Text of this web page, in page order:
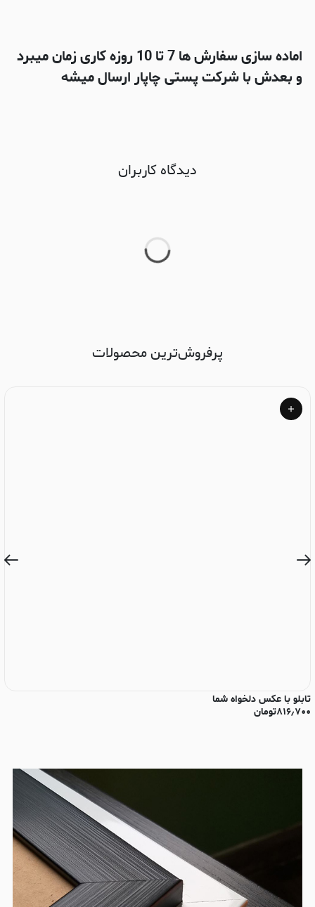
اماده سازی سفارش ها 7 تا 10 روزه کاری زمان میبرد
و بعدش با شرکت پستی چاپار ارسال میشه
دیدگاه کاربران
پرفروش‌ترین محصولات
تابلو با عکس دلخواه شما
۸۱۶٫۷۰۰تومان